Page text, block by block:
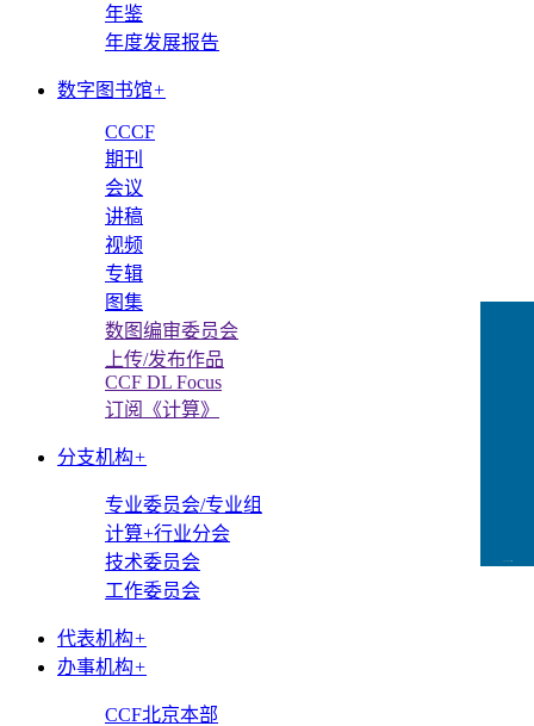
年鉴
年度发展报告
数字图书馆+
CCCF
期刊
会议
讲稿
视频
专辑
图集
数图编审委员会
上传/发布作品
CCF DL Focus
订阅《计算》
分支机构+
专业委员会/专业组
计算+行业分会
技术委员会
工作委员会
代表机构+
办事机构+
CCF北京本部